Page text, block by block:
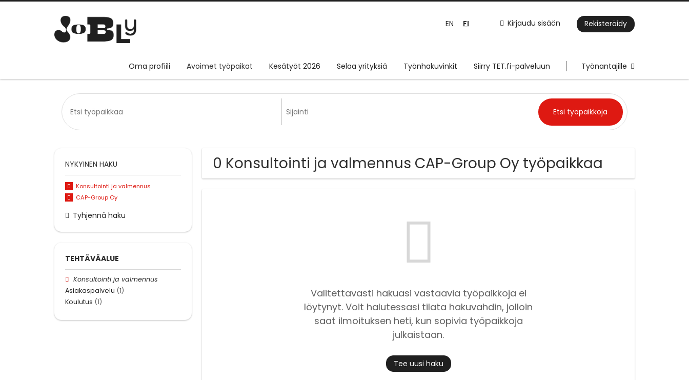
Kirjaudu sisään Rekisteröidy
EN FI
Oma profiili Avoimet työpaikat Kesätyöt 2026 Selaa yrityksiä Työnhakuvinkit Siirry TET.fi-palveluun Työnantajille
0 Konsultointi ja valmennus CAP-Group Oy työpaikkaa
Valitettavasti hakuasi vastaavia työpaikkoja ei
löytynyt. Voit halutessasi tilata hakuvahdin, jolloin
saat ilmoituksen heti, kun sopivia työpaikkoja
julkaistaan.
Tee uusi haku
NYKYINEN HAKU
Konsultointi ja valmennus
CAP-Group Oy
Tyhjennä haku
TEHTÄVÄALUE
Konsultointi ja valmennus
Asiakaspalvelu (1)
Koulutus (1)